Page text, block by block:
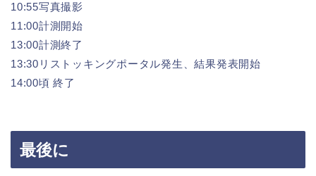
10:55写真撮影
11:00計測開始
13:00計測終了
13:30リストッキングポータル発生、結果発表開始
14:00頃 終了
最後に